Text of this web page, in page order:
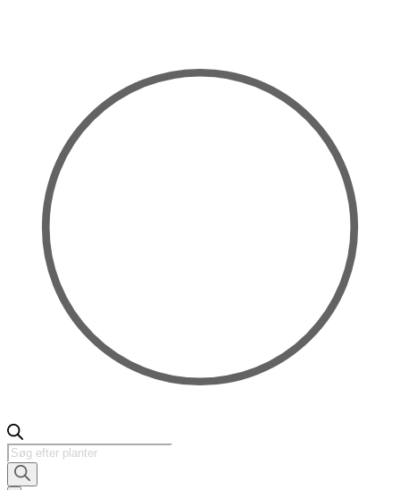
Products
search